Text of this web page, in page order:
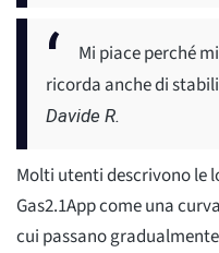
Mi piace perché
ricorda anche di
Davide R.
Molti utenti descrivono le
Gas2.1App come una
cui passano